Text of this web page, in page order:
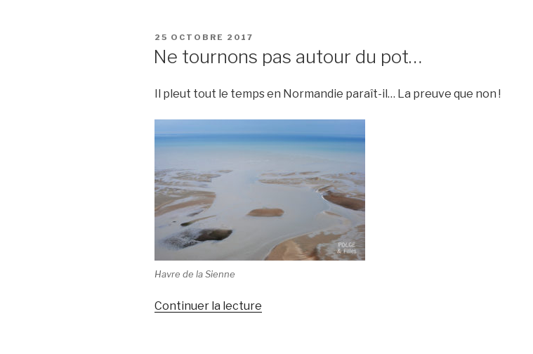
compte
la
PUBLIÉ
LE
25 OCTOBRE 2017
Ne tournons pas autour du pot…
Il pleut tout le temps en Normandie paraît-il… La preuve que non !
Havre de la Sienne
Continuer la lecture